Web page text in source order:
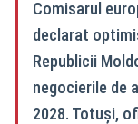
Comisarul
declarat
Republicii
negocierile de
2028. Totuși,